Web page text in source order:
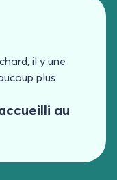
il y une
plus
au